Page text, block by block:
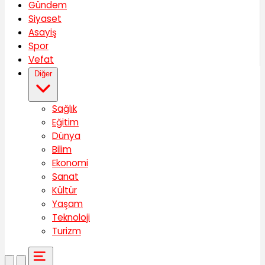
Gündem
Siyaset
Asayiş
Spor
Vefat
Diğer
Sağlık
Eğitim
Dünya
Bilim
Ekonomi
Sanat
Kültür
Yaşam
Teknoloji
Turizm